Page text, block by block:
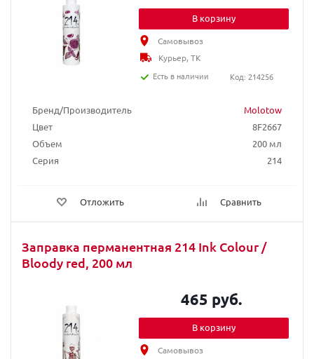
Бренд/Производитель
Molotow
Цвет
8F2667
Объем
200 мл
Серия
214
Отложить Сравнить
В корзину
Самовывоз
Курьер, ТК
Есть в наличии
Код: 214256
Заправка перманентная 214 Ink Colour /
Bloody red, 200 мл
465 руб.
В корзину
Самовывоз